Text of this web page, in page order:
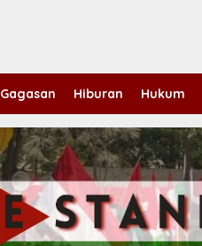
Gagasan Hiburan Hukum